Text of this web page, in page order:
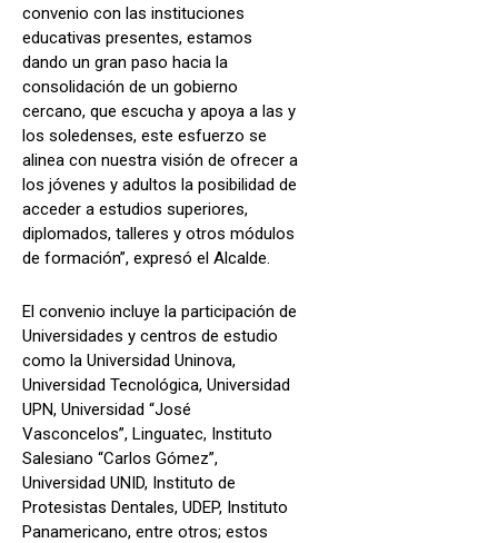
convenio con las instituciones
educativas presentes, estamos
dando un gran paso hacia la
consolidación de un gobierno
cercano, que escucha y apoya a las y
los soledenses, este esfuerzo se
alinea con nuestra visión de ofrecer a
los jóvenes y adultos la posibilidad de
acceder a estudios superiores,
diplomados, talleres y otros módulos
de formación”, expresó el Alcalde.
El convenio incluye la participación de
Universidades y centros de estudio
como la Universidad Uninova,
Universidad Tecnológica, Universidad
UPN, Universidad “José
Vasconcelos”, Linguatec, Instituto
Salesiano “Carlos Gómez”,
Universidad UNID, Instituto de
Protesistas Dentales, UDEP, Instituto
Panamericano, entre otros; estos